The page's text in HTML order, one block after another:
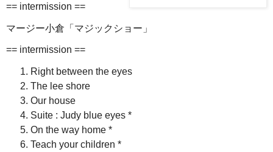
== intermission ==
マージー小倉「マジックショー」
== intermission ==
Right between the eyes
The lee shore
Our house
Suite : Judy blue eyes *
On the way home *
Teach your children *